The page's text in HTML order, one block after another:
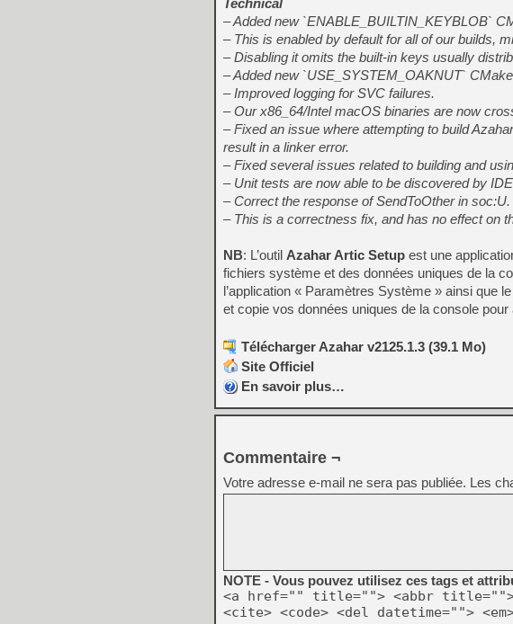
Technical
– Added new `ENABLE_BUILTIN_KEYBLOB`
– This is enabled by default for all of our builds,
– Disabling it omits the built-in keys usually
– Added new `USE_SYSTEM_OAKNUT`
– Improved logging for SVC failures.
– Our x86_64/Intel macOS binaries are now
– Fixed an issue where attempting to build
result in a linker error.
– Fixed several issues related to building and
– Unit tests are now able to be discovered by
– Correct the response of SendToOther in soc:U.
– This is a correctness fix, and has no effect on
NB: L’outil Azahar Artic Setup est une
fichiers système et des données uniques de la
l’application « Paramètres Système » ainsi que
et copie vos données uniques de la console
Télécharger Azahar v2125.1.3 (39.1 Mo)
Site Officiel
En savoir plus…
Commentaire ¬
Votre adresse e-mail ne sera pas publiée. Les
NOTE - Vous pouvez utilisez ces tags et
<a href="" title=""> <abbr title="">
<cite> <code> <del datetime="">